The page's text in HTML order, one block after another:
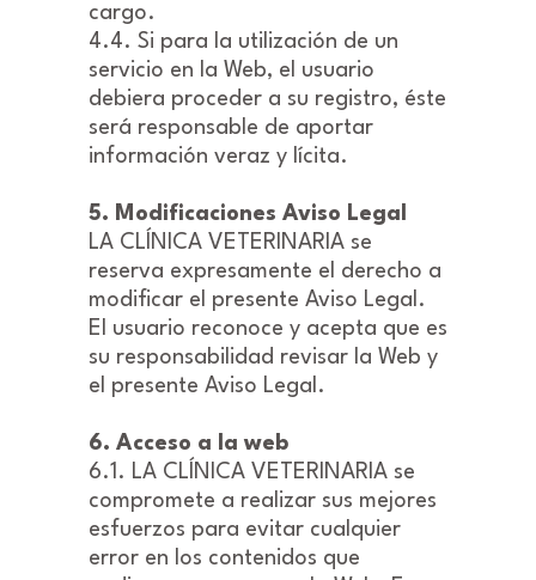
cargo.
4.4. Si para la utilización de un
servicio en la Web, el usuario
debiera proceder a su registro, éste
será responsable de aportar
información veraz y lícita.
5. Modificaciones Aviso Legal
LA CLÍNICA VETERINARIA se
reserva expresamente el derecho a
modificar el presente Aviso Legal.
El usuario reconoce y acepta que es
su responsabilidad revisar la Web y
el presente Aviso Legal.
6. Acceso a la web
6.1. LA CLÍNICA VETERINARIA se
compromete a realizar sus mejores
esfuerzos para evitar cualquier
error en los contenidos que